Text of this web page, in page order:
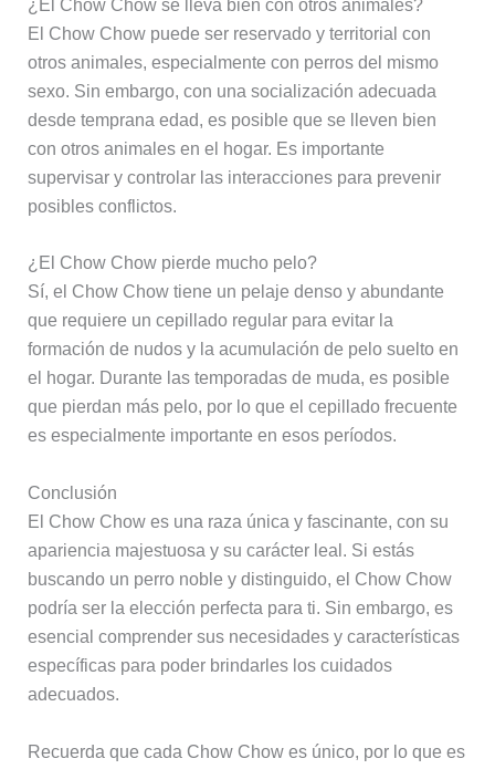
¿El Chow Chow se lleva bien con otros animales?
El Chow Chow puede ser reservado y territorial con
otros animales, especialmente con perros del mismo
sexo. Sin embargo, con una socialización adecuada
desde temprana edad, es posible que se lleven bien
con otros animales en el hogar. Es importante
supervisar y controlar las interacciones para prevenir
posibles conflictos.
¿El Chow Chow pierde mucho pelo?
Sí, el Chow Chow tiene un pelaje denso y abundante
que requiere un cepillado regular para evitar la
formación de nudos y la acumulación de pelo suelto en
el hogar. Durante las temporadas de muda, es posible
que pierdan más pelo, por lo que el cepillado frecuente
es especialmente importante en esos períodos.
Conclusión
El Chow Chow es una raza única y fascinante, con su
apariencia majestuosa y su carácter leal. Si estás
buscando un perro noble y distinguido, el Chow Chow
podría ser la elección perfecta para ti. Sin embargo, es
esencial comprender sus necesidades y características
específicas para poder brindarles los cuidados
adecuados.
Recuerda que cada Chow Chow es único, por lo que es